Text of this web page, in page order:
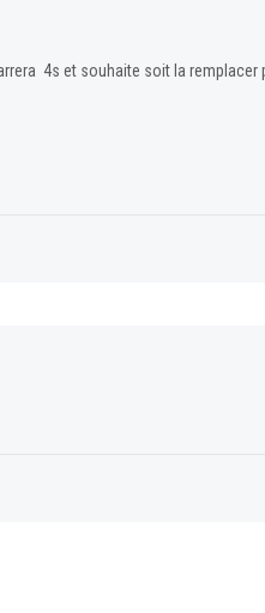
4s et souhaite soit la remplacer